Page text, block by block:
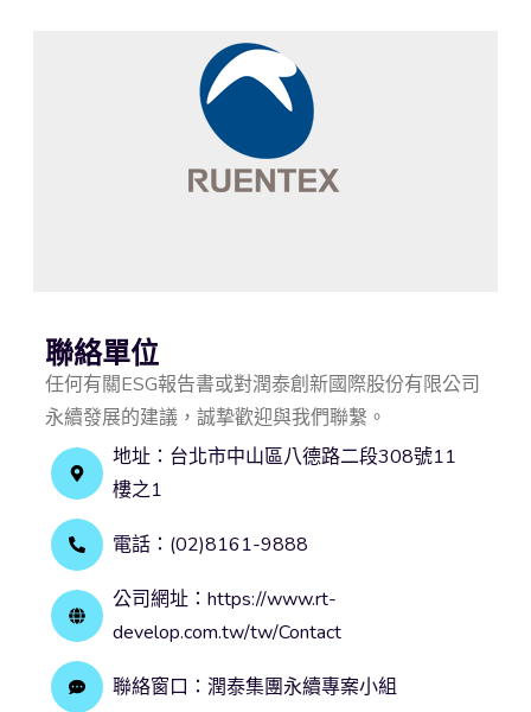
聯絡單位
任何有關ESG報告書或對潤泰創新國際股份有限公司
永續發展的建議，誠摯歡迎與我們聯繫。
地址：台北市中山區八德路二段308號11
樓之1
電話：(02)8161-9888
公司網址：https://www.rt-
develop.com.tw/tw/Contact
聯絡窗口：潤泰集團永續專案小組